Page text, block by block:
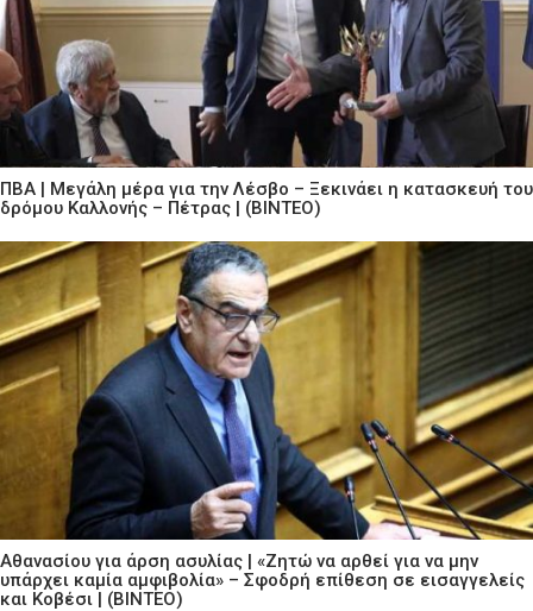
ΠΒΑ | Μεγάλη μέρα για την Λέσβο – Ξεκινάει η κατασκευή του
δρόμου Καλλονής – Πέτρας | (ΒΙΝΤΕΟ)
Αθανασίου για άρση ασυλίας | «Ζητώ να αρθεί για να μην
υπάρχει καμία αμφιβολία» – Σφοδρή επίθεση σε εισαγγελείς
και Κοβέσι | (ΒΙΝΤΕΟ)